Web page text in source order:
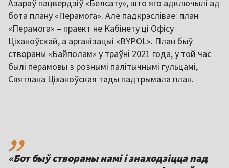
Азараў пацвердзіў «Белсату», што яго адключылі ад
бота плану «Перамога». Але падкрэслівае: план
«Перамога» – праект не Кабінету ці Офісу
Ціханоўскай, а арганізацыі «BYPOL». План быў
створаны «Байполам» у траўні 2021 года, у той час
былі перамовы з рознымі палітычнымі гульцамі,
Святлана Ціханоўская тады падтрымала план.
,,
«Бот быў створаны намі і знаходзіцца пад